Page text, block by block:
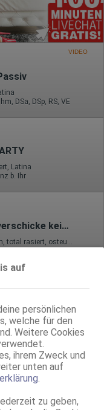
auf
persönlichen
welche für den
Weitere Cookies
ihrem Zweck und
unten auf
zu geben,
VIDEO
DSa, DSp, RS, VE
Latina
b. Ihr
Ana - Hausbesuch - verschicke keine Bilder
69, GF6, NSa, Franz b. Ihr, BV, MFF, Schmu., Kuscheln
69, NSa, Franz b. Ihr, Schmu., Kuscheln, Körperküs., AV b. Ihm, DSa